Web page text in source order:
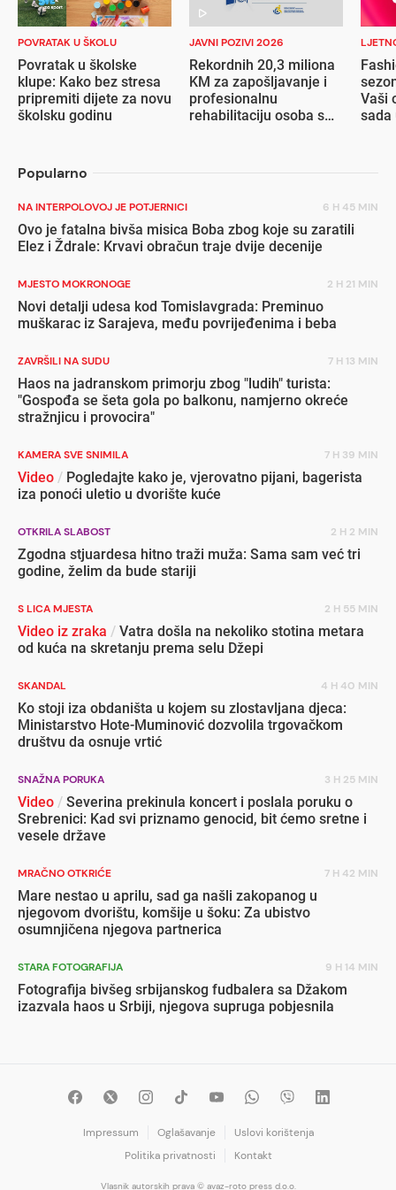
POVRATAK U ŠKOLU
Povratak u školske
klupe: Kako bez stresa
pripremiti dijete za novu
školsku godinu
JAVNI POZIVI 2026
Rekordnih 20,3 miliona
KM za zapošljavanje i
profesionalnu
rehabilitaciju osoba s
Vaši
sada
Popularno
NA INTERPOLOVOJ JE POTJERNICI 6 H 45 MIN
Ovo je fatalna bivša misica Boba zbog koje su zaratili
Elez i Ždrale: Krvavi obračun traje dvije decenije
MJESTO MOKRONOGE 2 H 21 MIN
Novi detalji udesa kod Tomislavgrada: Preminuo
muškarac iz Sarajeva, među povrijeđenima i beba
ZAVRŠILI NA SUDU 7 H 13 MIN
Haos na jadranskom primorju zbog "ludih" turista:
"Gospođa se šeta gola po balkonu, namjerno okreće
stražnjicu i provocira"
KAMERA SVE SNIMILA 7 H 39 MIN
Video / Pogledajte kako je, vjerovatno pijani, bagerista
iza ponoći uletio u dvorište kuće
OTKRILA SLABOST 2 H 2 MIN
Zgodna stjuardesa hitno traži muža: Sama sam već tri
godine, želim da bude stariji
S LICA MJESTA 2 H 55 MIN
Video iz zraka / Vatra došla na nekoliko stotina metara
od kuća na skretanju prema selu Džepi
SKANDAL 4 H 40 MIN
Ko stoji iza obdaništa u kojem su zlostavljana djeca:
Ministarstvo Hote-Muminović dozvolila trgovačkom
društvu da osnuje vrtić
SNAŽNA PORUKA 3 H 25 MIN
Video / Severina prekinula koncert i poslala poruku o
Srebrenici: Kad svi priznamo genocid, bit ćemo sretne i
vesele države
MRAČNO OTKRIĆE 7 H 42 MIN
Mare nestao u aprilu, sad ga našli zakopanog u
njegovom dvorištu, komšije u šoku: Za ubistvo
osumnjičena njegova partnerica
STARA FOTOGRAFIJA 9 H 14 MIN
Fotografija bivšeg srbijanskog fudbalera sa Džakom
izazvala haos u Srbiji, njegova supruga pobjesnila
Impressum Oglašavanje
Uslovi korištenja
Politika privatnosti
Kontakt
Vlasnik autorskih prava © avaz-roto press d.o.o.